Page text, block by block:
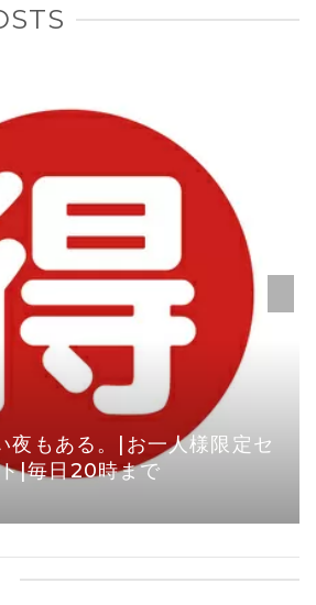
夜もある。|お一人様限定セ
|毎日20時まで